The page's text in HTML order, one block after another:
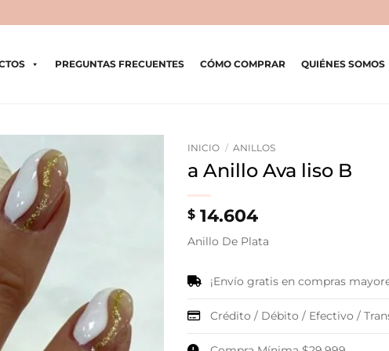
PREGUNTAS FRECUENTES CÓMO COMPRAR QUIÉNES SOMOS
INICIO / ANILLOS
a Anillo Ava liso B
$ 14.604
Anillo De Plata
¡Envío gratis en compras
Crédito / Débito / Efectivo /